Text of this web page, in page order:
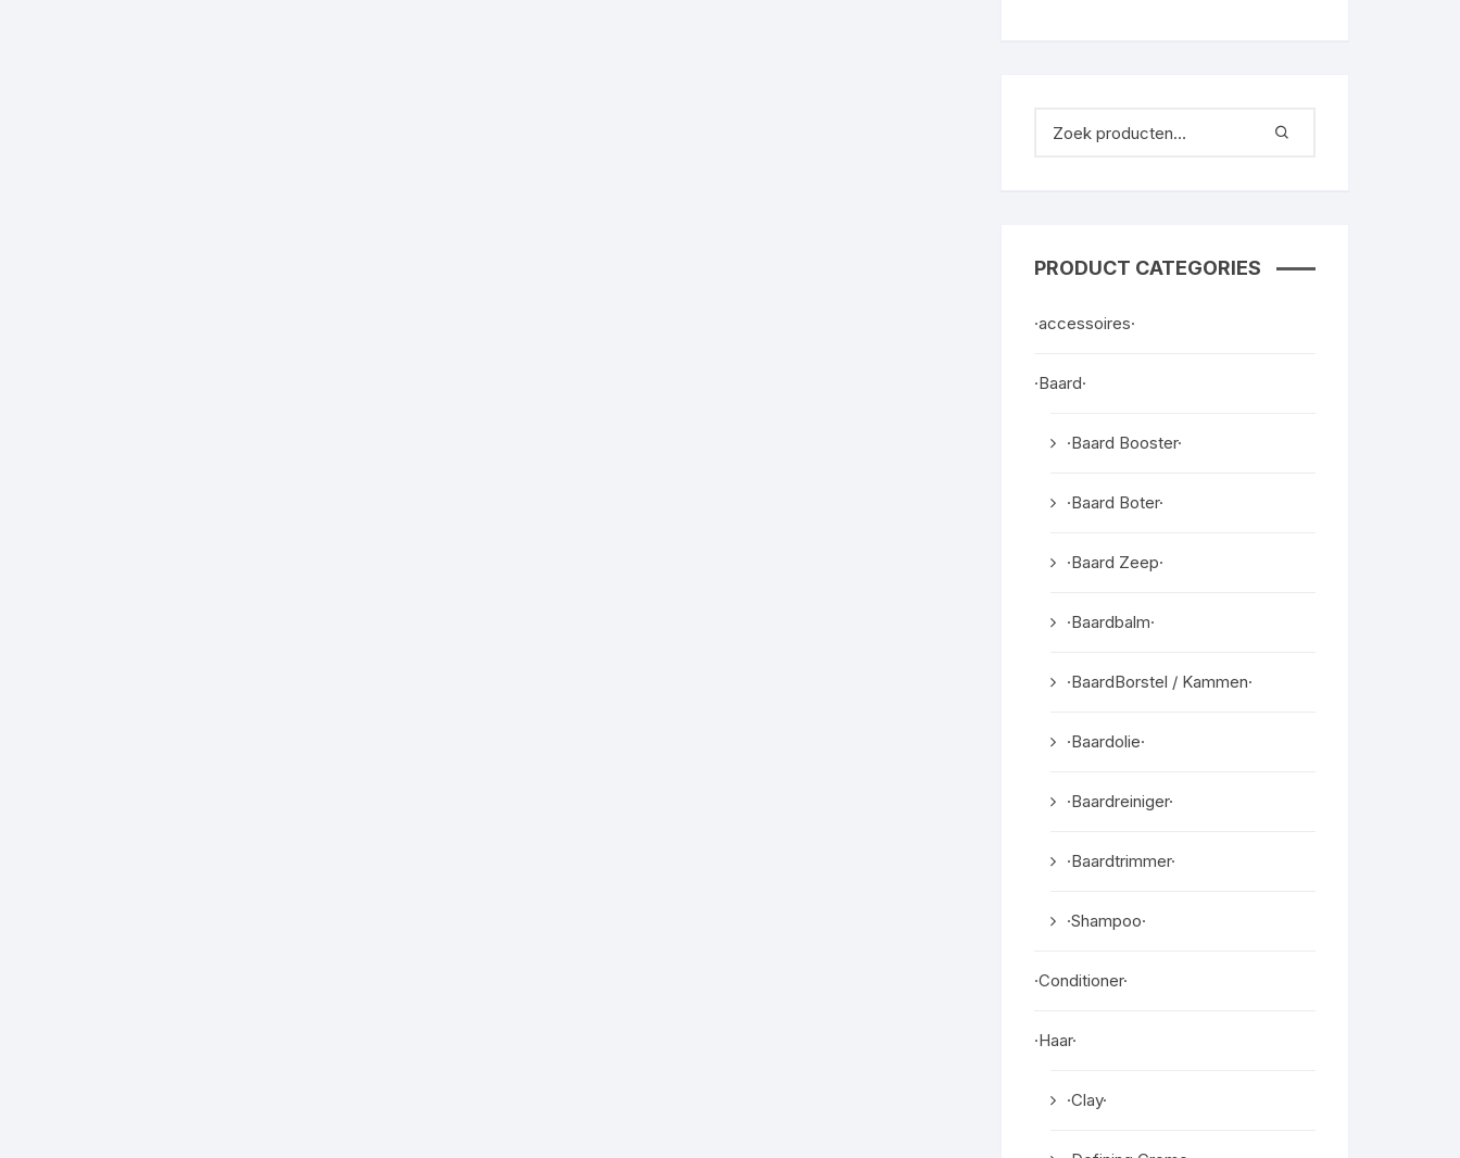
PRODUCT CATEGORIES
·accessoires·
·Baard·
·Baard Booster·
·Baard Boter·
·Baard Zeep·
·Baardbalm·
·BaardBorstel / Kammen·
·Baardolie·
·Baardreiniger·
·Baardtrimmer·
·Shampoo·
·Conditioner·
·Haar·
·Clay·